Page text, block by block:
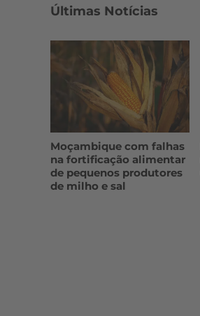
Últimas Notícias
Moçambique com falhas
na fortificação alimentar
de pequenos produtores
de milho e sal